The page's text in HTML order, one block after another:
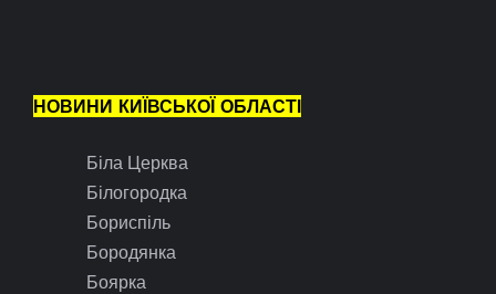
НОВИНИ КИЇВСЬКОЇ ОБЛАСТІ
Біла Церква
Білогородка
Бориспіль
Бородянка
Боярка